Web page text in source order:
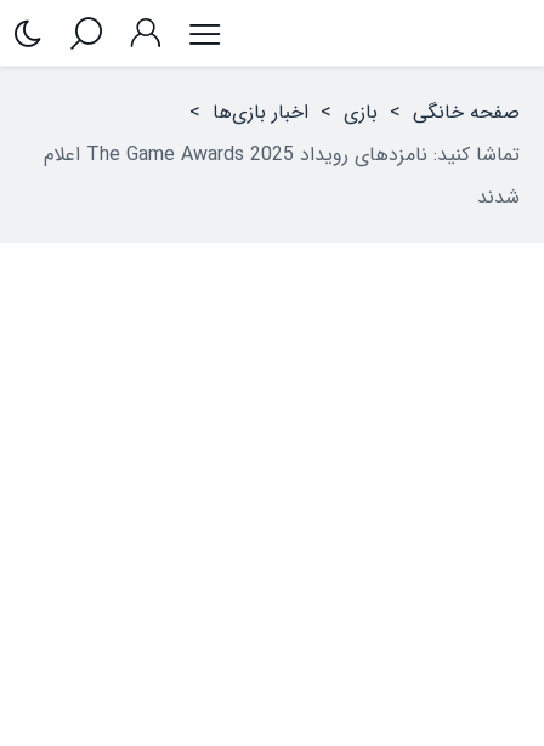
صفحه خانگی > بازی > اخبار بازی‌ها >
تماشا کنید: نامزدهای رویداد The Game Awards 2025 اعلام
شدند